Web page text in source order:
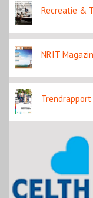
Recreatie &
NRIT